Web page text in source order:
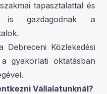
tapasztalattal és
is gazdagodnak a
Közlekedési
gyakorlati oktatásban
Vállalatunknál?